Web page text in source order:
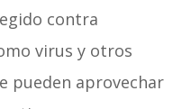
contra
virus y otros
pueden aprovechar